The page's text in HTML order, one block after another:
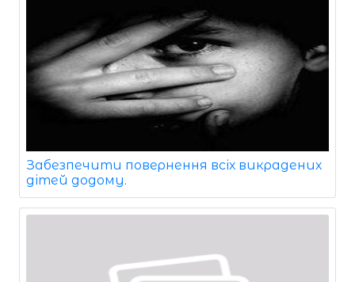
Забезпечити повернення всіх викрадених
дітей додому.